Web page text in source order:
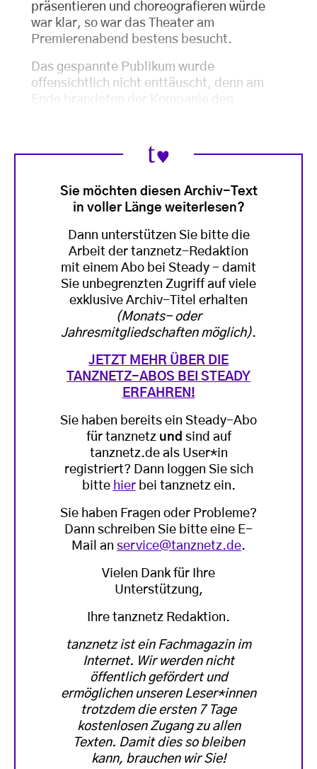
präsentieren und choreografieren würde
war klar, so war das Theater am
Premierenabend bestens besucht.
Das gespannte Publikum wurde
offensichtlich nicht enttäuscht, denn am
Ende brandeten der Kompanie den
Sie möchten diesen Archiv-Text
in voller Länge weiterlesen?
Dann unterstützen Sie bitte die
Arbeit der tanznetz-Redaktion
mit einem Abo bei Steady - damit
Sie unbegrenzten Zugriff auf viele
exklusive Archiv-Titel erhalten
(Monats- oder
Jahresmitgliedschaften möglich).
JETZT MEHR ÜBER DIE
TANZNETZ-ABOS BEI STEADY
ERFAHREN!
Sie haben bereits ein Steady-Abo
für tanznetz und sind auf
tanznetz.de als User*in
registriert? Dann loggen Sie sich
bitte hierbei tanznetz ein.
Sie haben Fragen oder Probleme?
Dann schreiben Sie bitte eine E-
Mail an service@tanznetz.de.
Vielen Dank für Ihre
Unterstützung,
Ihre tanznetz Redaktion.
tanznetz ist ein Fachmagazin im
Internet. Wir werden nicht
öffentlich gefördert und
ermöglichen unseren Leser*innen
trotzdem die ersten 7 Tage
kostenlosen Zugang zu allen
Texten. Damit dies so bleiben
kann, brauchen wir Sie!